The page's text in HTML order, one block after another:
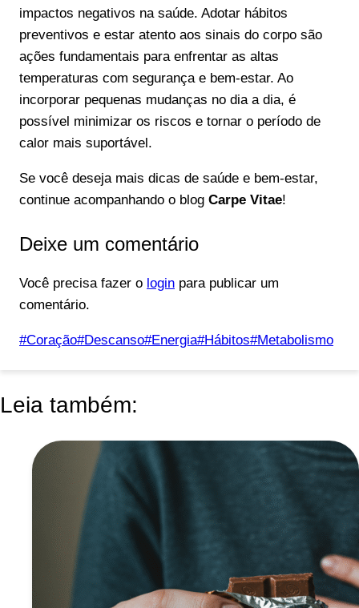
impactos negativos na saúde. Adotar hábitos
preventivos e estar atento aos sinais do corpo são
ações fundamentais para enfrentar as altas
temperaturas com segurança e bem-estar. Ao
incorporar pequenas mudanças no dia a dia, é
possível minimizar os riscos e tornar o período de
calor mais suportável.
Se você deseja mais dicas de saúde e bem-estar,
continue acompanhando o blog Carpe Vitae!
Deixe um comentário
Você precisa fazer o login para publicar um
comentário.
Tags
#Coração#Descanso#Energia#Hábitos#Metabolismo
Leia também: